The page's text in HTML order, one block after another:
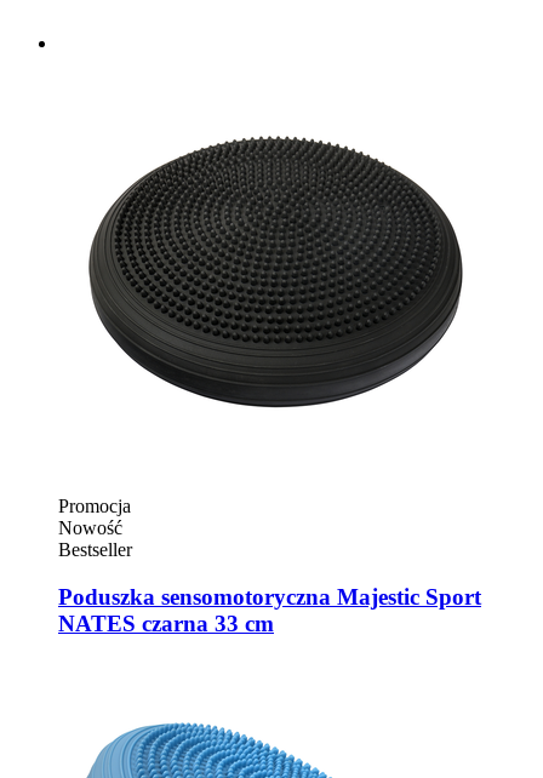
Promocja
Nowość
Bestseller
Poduszka sensomotoryczna Majestic Sport
NATES czarna 33 cm